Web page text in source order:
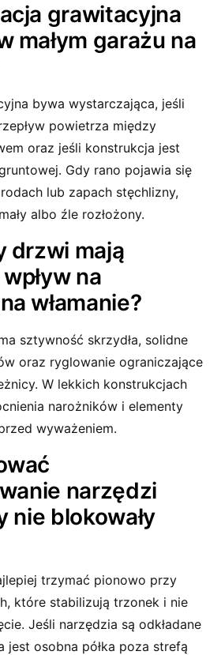
grawitacyjna
małym garażu na
bywa wystarczająca, jeśli
powietrza między
oraz jeśli konstrukcja jest
Gdy rano pojawia się
lub zapach stęchlizny,
albo źle rozłożony.
drzwi mają
na
włamanie?
sztywność skrzydła, solidne
oraz ryglowanie ograniczające
W lekkich konstrukcjach
narożników i elementy
wyważeniem.
narzędzi
nie blokowały
trzymać pionowo przy
które stabilizują trzonek i nie
Jeśli narzędzia są odkładane
jest osobna półka poza strefą